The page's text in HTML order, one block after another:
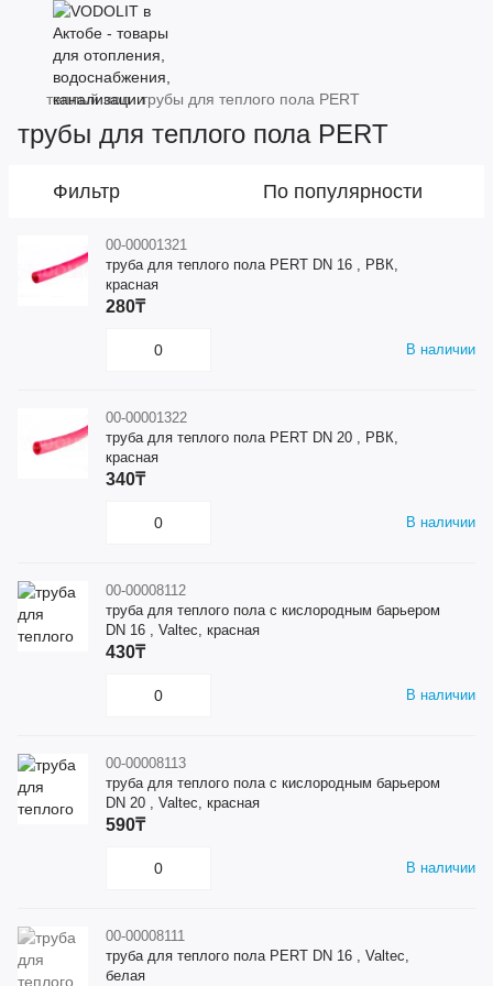
теплый пол трубы для теплого пола PERT
трубы для теплого пола PERT
Фильтр По популярности
00-00001321
труба для теплого пола PERT DN 16 , РВК,
красная
В наличии
280₸
00-00001322
труба для теплого пола PERT DN 20 , РВК,
красная
В наличии
340₸
00-00008112
труба для теплого пола с кислородным барьером
DN 16 , Valtec, красная
В наличии
430₸
00-00008113
труба для теплого пола с кислородным барьером
DN 20 , Valtec, красная
В наличии
590₸
00-00008111
труба для теплого пола PERT DN 16 , Valtec,
белая